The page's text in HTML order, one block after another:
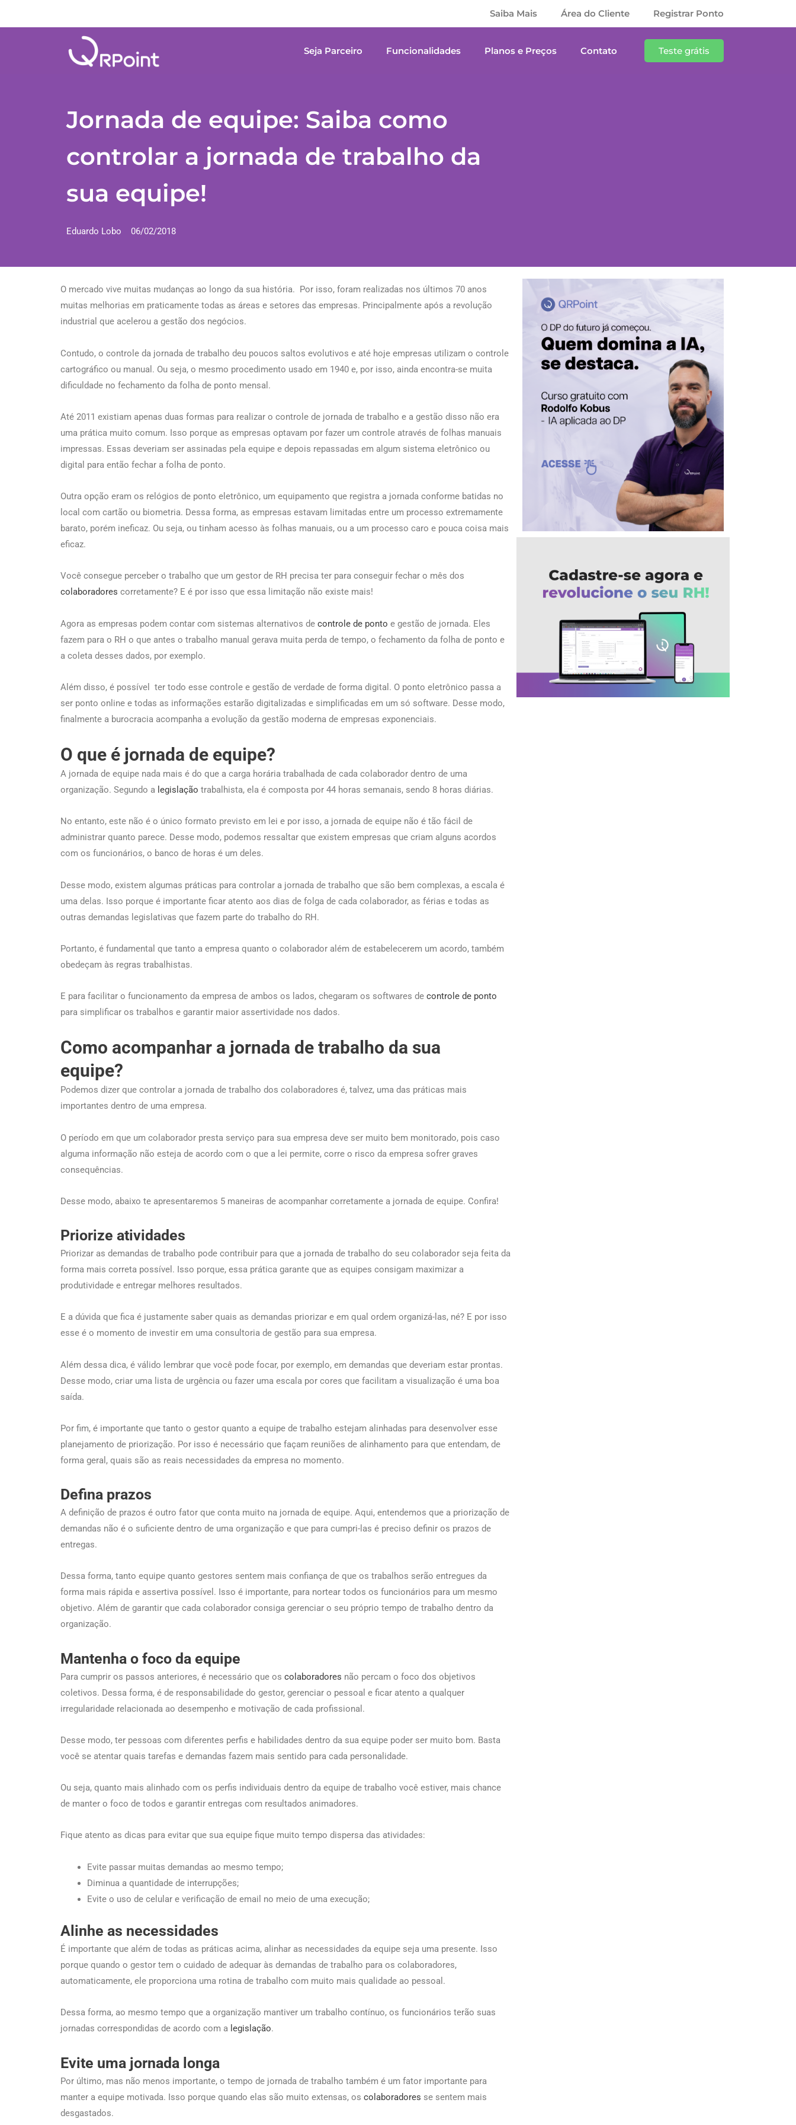
Saiba Mais Área do Cliente Registrar Ponto
Seja Parceiro Funcionalidades Planos e Preços Contato Teste grátis
Jornada de equipe: Saiba como
controlar a jornada de trabalho da
sua equipe!
Eduardo Lobo 06/02/2018
O mercado vive muitas mudanças ao longo da sua história. Por isso, foram realizadas nos últimos 70 anos
muitas melhorias em praticamente todas as áreas e setores das empresas. Principalmente após a revolução
industrial que acelerou a gestão dos negócios.
Contudo, o controle da jornada de trabalho deu poucos saltos evolutivos e até hoje empresas utilizam o controle
cartográfico ou manual. Ou seja, o mesmo procedimento usado em 1940 e, por isso, ainda encontra-se muita
dificuldade no fechamento da folha de ponto mensal.
Até 2011 existiam apenas duas formas para realizar o controle de jornada de trabalho e a gestão disso não era
uma prática muito comum. Isso porque as empresas optavam por fazer um controle através de folhas manuais
impressas. Essas deveriam ser assinadas pela equipe e depois repassadas em algum sistema eletrônico ou
digital para então fechar a folha de ponto.
Outra opção eram os relógios de ponto eletrônico, um equipamento que registra a jornada conforme batidas no
local com cartão ou biometria. Dessa forma, as empresas estavam limitadas entre um processo extremamente
barato, porém ineficaz. Ou seja, ou tinham acesso às folhas manuais, ou a um processo caro e pouca coisa mais
eficaz.
Você consegue perceber o trabalho que um gestor de RH precisa ter para conseguir fechar o mês dos
colaboradores corretamente? E é por isso que essa limitação não existe mais!
Agora as empresas podem contar com sistemas alternativos de controle de ponto e gestão de jornada. Eles
fazem para o RH o que antes o trabalho manual gerava muita perda de tempo, o fechamento da folha de ponto e
a coleta desses dados, por exemplo.
Além disso, é possível ter todo esse controle e gestão de verdade de forma digital. O ponto eletrônico passa a
ser ponto online e todas as informações estarão digitalizadas e simplificadas em um só software. Desse modo,
finalmente a burocracia acompanha a evolução da gestão moderna de empresas exponenciais.
O que é jornada de equipe?
A jornada de equipe nada mais é do que a carga horária trabalhada de cada colaborador dentro de uma
organização. Segundo a legislação trabalhista, ela é composta por 44 horas semanais, sendo 8 horas diárias.
No entanto, este não é o único formato previsto em lei e por isso, a jornada de equipe não é tão fácil de
administrar quanto parece. Desse modo, podemos ressaltar que existem empresas que criam alguns acordos
com os funcionários, o banco de horas é um deles.
Desse modo, existem algumas práticas para controlar a jornada de trabalho que são bem complexas, a escala é
uma delas. Isso porque é importante ficar atento aos dias de folga de cada colaborador, as férias e todas as
outras demandas legislativas que fazem parte do trabalho do RH.
Portanto, é fundamental que tanto a empresa quanto o colaborador além de estabelecerem um acordo, também
obedeçam às regras trabalhistas.
E para facilitar o funcionamento da empresa de ambos os lados, chegaram os softwares de controle de ponto
para simplificar os trabalhos e garantir maior assertividade nos dados.
Como acompanhar a jornada de trabalho da sua
equipe?
Podemos dizer que controlar a jornada de trabalho dos colaboradores é, talvez, uma das práticas mais
importantes dentro de uma empresa.
O período em que um colaborador presta serviço para sua empresa deve ser muito bem monitorado, pois caso
alguma informação não esteja de acordo com o que a lei permite, corre o risco da empresa sofrer graves
consequências.
Desse modo, abaixo te apresentaremos 5 maneiras de acompanhar corretamente a jornada de equipe. Confira!
Priorize atividades
Priorizar as demandas de trabalho pode contribuir para que a jornada de trabalho do seu colaborador seja feita da
forma mais correta possível. Isso porque, essa prática garante que as equipes consigam maximizar a
produtividade e entregar melhores resultados.
E a dúvida que fica é justamente saber quais as demandas priorizar e em qual ordem organizá-las, né? E por isso
esse é o momento de investir em uma consultoria de gestão para sua empresa.
Além dessa dica, é válido lembrar que você pode focar, por exemplo, em demandas que deveriam estar prontas.
Desse modo, criar uma lista de urgência ou fazer uma escala por cores que facilitam a visualização é uma boa
saída.
Por fim, é importante que tanto o gestor quanto a equipe de trabalho estejam alinhadas para desenvolver esse
planejamento de priorização. Por isso é necessário que façam reuniões de alinhamento para que entendam, de
forma geral, quais são as reais necessidades da empresa no momento.
Defina prazos
A definição de prazos é outro fator que conta muito na jornada de equipe. Aqui, entendemos que a priorização de
demandas não é o suficiente dentro de uma organização e que para cumpri-las é preciso definir os prazos de
entregas.
Dessa forma, tanto equipe quanto gestores sentem mais confiança de que os trabalhos serão entregues da
forma mais rápida e assertiva possível. Isso é importante, para nortear todos os funcionários para um mesmo
objetivo. Além de garantir que cada colaborador consiga gerenciar o seu próprio tempo de trabalho dentro da
organização.
Mantenha o foco da equipe
Para cumprir os passos anteriores, é necessário que os colaboradores não percam o foco dos objetivos
coletivos. Dessa forma, é de responsabilidade do gestor, gerenciar o pessoal e ficar atento a qualquer
irregularidade relacionada ao desempenho e motivação de cada profissional.
Desse modo, ter pessoas com diferentes perfis e habilidades dentro da sua equipe poder ser muito bom. Basta
você se atentar quais tarefas e demandas fazem mais sentido para cada personalidade.
Ou seja, quanto mais alinhado com os perfis individuais dentro da equipe de trabalho você estiver, mais chance
de manter o foco de todos e garantir entregas com resultados animadores.
Fique atento as dicas para evitar que sua equipe fique muito tempo dispersa das atividades:
Evite passar muitas demandas ao mesmo tempo;
Diminua a quantidade de interrupções;
Evite o uso de celular e verificação de email no meio de uma execução;
Alinhe as necessidades
É importante que além de todas as práticas acima, alinhar as necessidades da equipe seja uma presente. Isso
porque quando o gestor tem o cuidado de adequar às demandas de trabalho para os colaboradores,
automaticamente, ele proporciona uma rotina de trabalho com muito mais qualidade ao pessoal.
Dessa forma, ao mesmo tempo que a organização mantiver um trabalho contínuo, os funcionários terão suas
jornadas correspondidas de acordo com a legislação.
Evite uma jornada longa
Por último, mas não menos importante, o tempo de jornada de trabalho também é um fator importante para
manter a equipe motivada. Isso porque quando elas são muito extensas, os colaboradores se sentem mais
desgastados.